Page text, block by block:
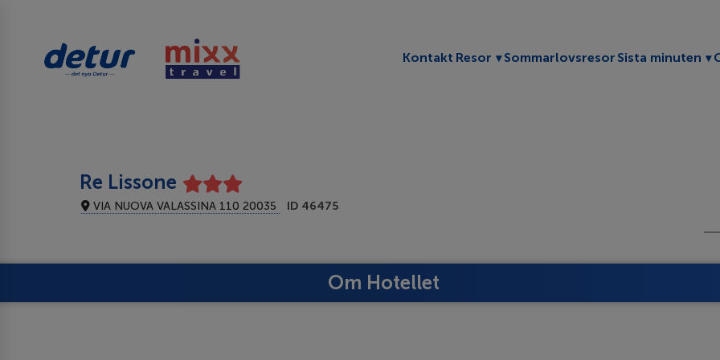
Kontakt Resor Toggle submenu
Sommarlovsresor Sista minuten
Re Lissone
VIA NUOVA VALASSINA 110 20035 ID 46475
Om Hotellet